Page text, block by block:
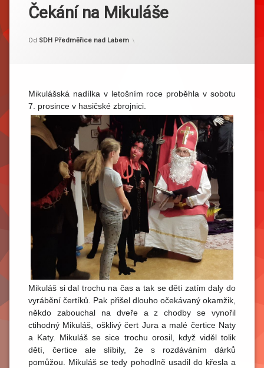
Čekání na Mikuláše
Publikováno7. 12. 2019
Aktualizováno 15. 12. 2019
Od SDH Předměřice nad Labem
Mikulášská nadílka v letošním roce proběhla v sobotu
7. prosince v hasičské zbrojnici.
Mikuláš si dal trochu na čas a tak se děti zatím daly do
vyrábění čertíků. Pak přišel dlouho očekávaný okamžik,
někdo zabouchal na dveře a z chodby se vynořil
ctihodný Mikuláš, ošklivý čert Jura a malé čertice Naty
a Katy. Mikuláš se sice trochu orosil, když viděl tolik
dětí, čertice ale slíbily, že s rozdáváním dárků
pomůžou. Mikuláš se tedy pohodlně usadil do křesla a